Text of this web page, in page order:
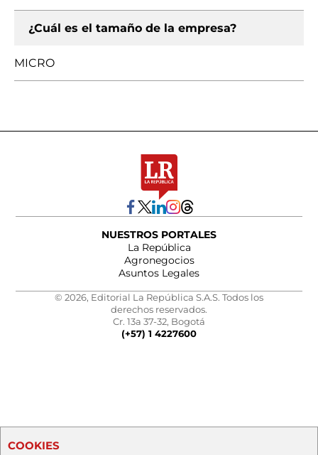
¿Cuál es el tamaño de la empresa?
MICRO
NUESTROS PORTALES
La República
Agronegocios
Asuntos Legales
© 2026, Editorial La República S.A.S. Todos los
derechos reservados.
Cr. 13a 37-32, Bogotá
(+57) 1 4227600
COOKIES